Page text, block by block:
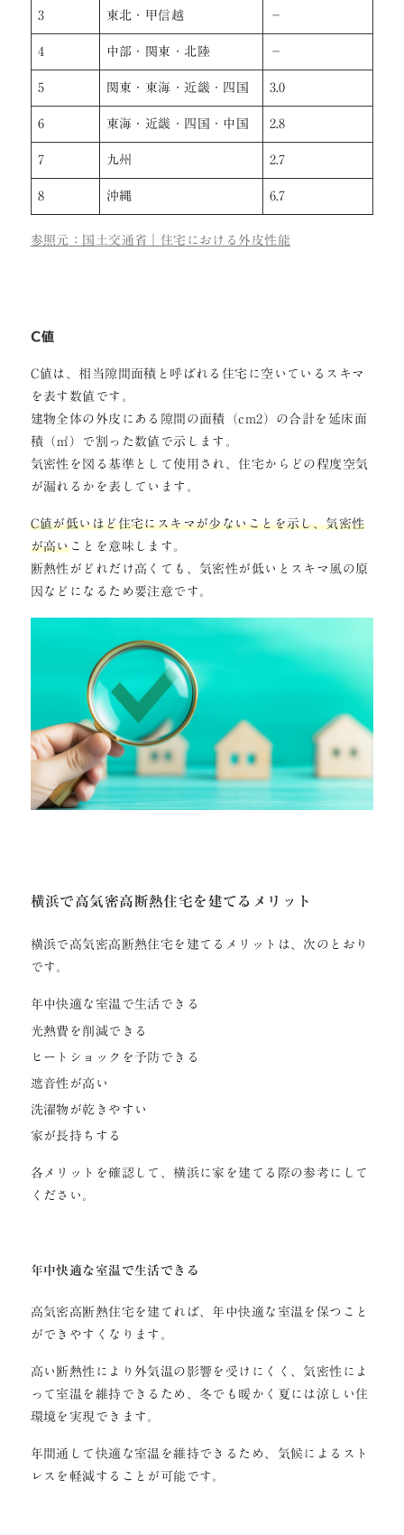
3 東北・甲信越 －
4 中部・関東・北陸 －
5 関東・東海・近畿・四国 3.0
6 東海・近畿・四国・中国 2.8
7 九州 2.7
8 沖縄 6.7
参照元：国土交通省｜住宅における外皮性能
C値
C値は、相当隙間面積と呼ばれる住宅に空いているスキマ
を表す数値です。
建物全体の外皮にある隙間の面積（cm2）の合計を延床面
積（㎡）で割った数値で示します。
気密性を図る基準として使用され、住宅からどの程度空気
が漏れるかを表しています。
C値が低いほど住宅にスキマが少ないことを示し、気密性
が高いことを意味します。
断熱性がどれだけ高くても、気密性が低いとスキマ風の原
因などになるため要注意です。
横浜で高気密高断熱住宅を建てるメリット
横浜で高気密高断熱住宅を建てるメリットは、次のとおり
です。
年中快適な室温で生活できる
光熱費を削減できる
ヒートショックを予防できる
遮音性が高い
洗濯物が乾きやすい
家が長持ちする
各メリットを確認して、横浜に家を建てる際の参考にして
ください。
年中快適な室温で生活できる
高気密高断熱住宅を建てれば、年中快適な室温を保つこと
ができやすくなります。
高い断熱性により外気温の影響を受けにくく、気密性によ
って室温を維持できるため、冬でも暖かく夏には涼しい住
環境を実現できます。
年間通して快適な室温を維持できるため、気候によるスト
レスを軽減することが可能です。